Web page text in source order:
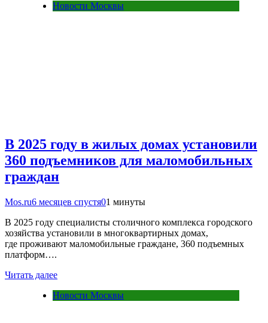
Новости Москвы
В 2025 году в жилых домах установили
360 подъемников для маломобильных
граждан
Mos.ru6 месяцев спустя01 минуты
В 2025 году специалисты столичного комплекса городского
хозяйства установили в многоквартирных домах,
где проживают маломобильные граждане, 360 подъемных
платформ….
Читать далее
Новости Москвы